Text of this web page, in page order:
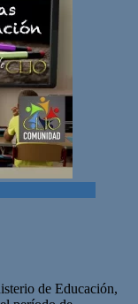
de Educación,